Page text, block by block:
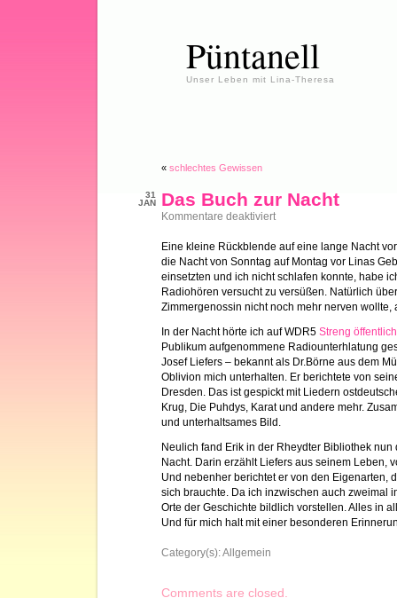
Püntanell
Unser Leben mit Lina-Theresa
« schlechtes Gewissen
31
JAN
Das Buch zur Nacht
Kommentare deaktiviertfür
zur
Nacht
Eine kleine Rückblende auf eine lange Nacht
die Nacht von Sonntag auf Montag vor Linas
einsetzten und ich nicht schlafen konnte, habe
Radiohören versucht zu versüßen. Natürlich
Zimmergenossin nicht noch mehr nerven wollte,
In der Nacht hörte ich auf WDR5 Streng
Publikum aufgenommene Radiounterhlatung
Josef Liefers – bekannt als Dr.Börne aus dem
Oblivion mich unterhalten. Er berichtete von
Dresden. Das ist gespickt mit Liedern
Krug, Die Puhdys, Karat und andere mehr.
und unterhaltsames Bild.
Neulich fand Erik in der Rheydter Bibliothek
Nacht. Darin erzählt Liefers aus seinem Leben,
Und nebenher berichtet er von den Eigenarten,
sich brauchte. Da ich inzwischen auch zweimal
Orte der Geschichte bildlich vorstellen. Alles in
Und für mich halt mit einer besonderen
Category(s):Allgemein
Comments are closed.